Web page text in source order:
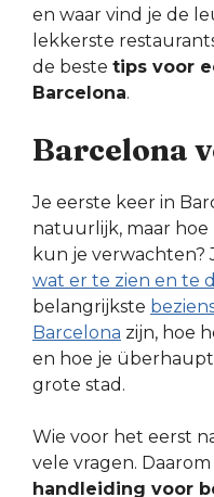
en waar vind je de
lekkerste
de beste tips voor
Barcelona.
Barcelona
Je eerste keer in
natuurlijk, maar hoe
kun je verwachten?
wat er te zien en te
belangrijkste
Barcelona zijn, hoe
en hoe je überhaupt
grote stad.
Wie voor het eerst
vele vragen.
handleiding voor